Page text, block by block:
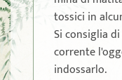
tossici in
Si consiglia
corrente
indossarlo.